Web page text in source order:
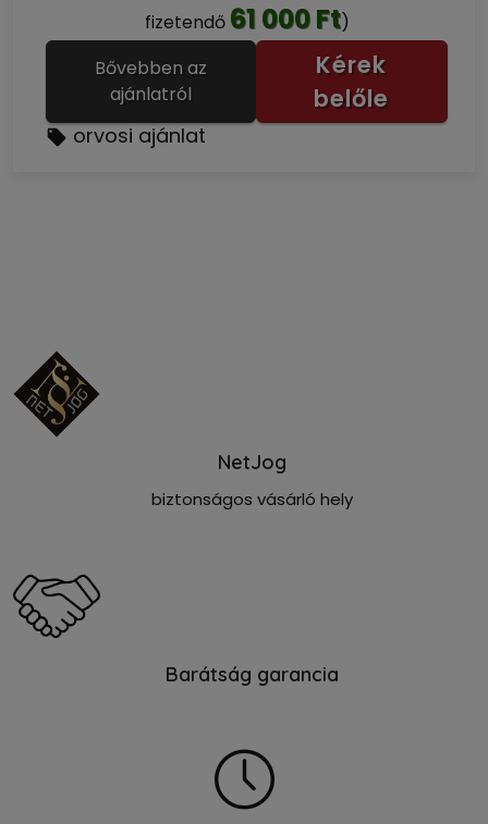
fizetendő 61 000 Ft)
Bővebben az
ajánlatról
Kérek
belőle
orvosi ajánlat
NetJog
biztonságos vásárló hely
Barátság garancia